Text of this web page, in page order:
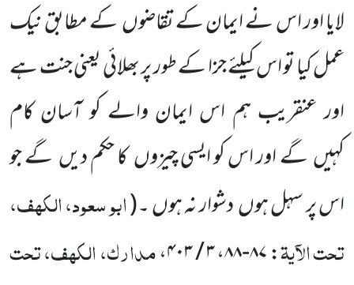
لایا اور اس نے ایمانکے تقاضوںکے مطابق نیک
عمل کیا تو اس کیلئے جزا کے طور پر بھلائی یعنی جنت ہے
اور عنقریب ہم اس ایمان والے کو آسانکام
کہیںگے اور اس کو ایسی چیزوںکا حکم دیںگے جو
اس پر سہل ہوںدشوار نہ ہوں ۔(ابو سعود، الکہف،
تحت الآیۃ: ۸۷-۸۸، ۳ / ۴۰۳،
مدارک، الکہف، تحت